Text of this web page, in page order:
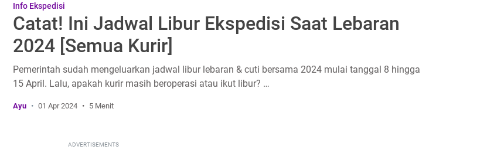
Info Ekspedisi
Catat! Ini Jadwal Libur Ekspedisi Saat Lebaran
2024 [Semua Kurir]
Pemerintah sudah mengeluarkan jadwal libur lebaran & cuti bersama 2024 mulai tanggal 8 hingga
15 April. Lalu, apakah kurir masih beroperasi atau ikut libur? …
Ayu 01 Apr 2024 5 Menit
ADVERTISEMENTS